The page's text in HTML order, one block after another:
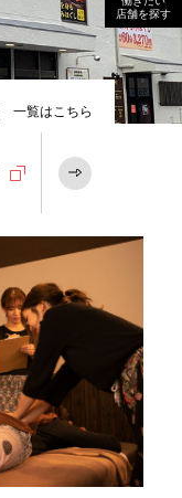
店舗を探す
一覧はこちら